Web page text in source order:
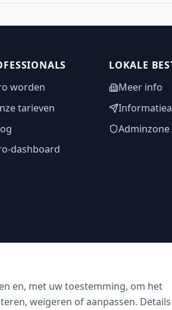
worden
tarieven
dashboard
LOKALE
Meer info
Adminzone
en, met uw toestemming, om het
weigeren of aanpassen.